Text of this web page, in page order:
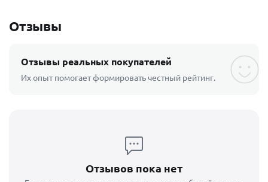
Отзывы
Отзывы реальных покупателей
Их опыт помогает формировать честный рейтинг.
Отзывов пока нет